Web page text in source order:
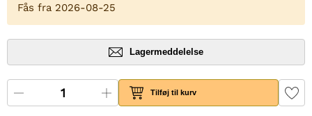
Fås fra 2026-08-25
Lagermeddelelse
Tilføj til kurv